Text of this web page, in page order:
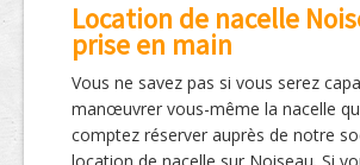
Location de nacelle
prise en main
Vous ne savez pas si vous serez
manœuvrer vous-même la nacelle
comptez réserver auprès de notre